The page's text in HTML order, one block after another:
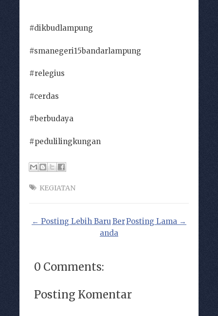
#dikbudlampung
#smanegeri15bandarlampung
#relegius
#cerdas
#berbudaya
#pedulilingkungan
KEGIATAN
← Posting Lebih Baru Posting Lama →
Ber
anda
0 Comments:
Posting Komentar